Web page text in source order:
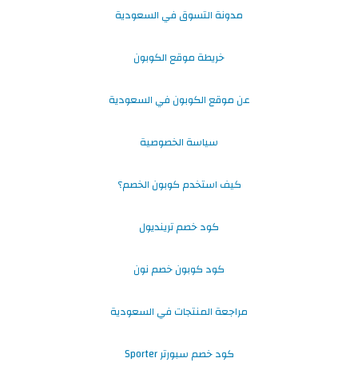
مدونة التسوق في السعودية
خريطة موقع الكوبون
عن موقع الكوبون في السعودية
سياسة الخصوصية
كيف استخدم كوبون الخصم؟
كود خصم ترينديول
كود كوبون خصم نون
مراجعة المنتجات في السعودية
كود خصم سبورتر Sporter